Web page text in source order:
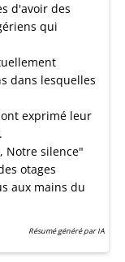
d'avoir des
qui
dans lesquelles
exprimé leur
Notre silence"
otages
aux mains du
Résumé généré par IA